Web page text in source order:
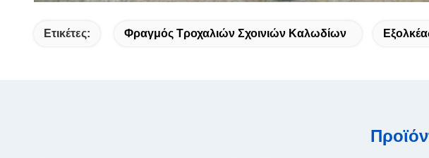
Ετικέτες: Φραγμός Τροχαλιών Σχοινιών Καλωδίων